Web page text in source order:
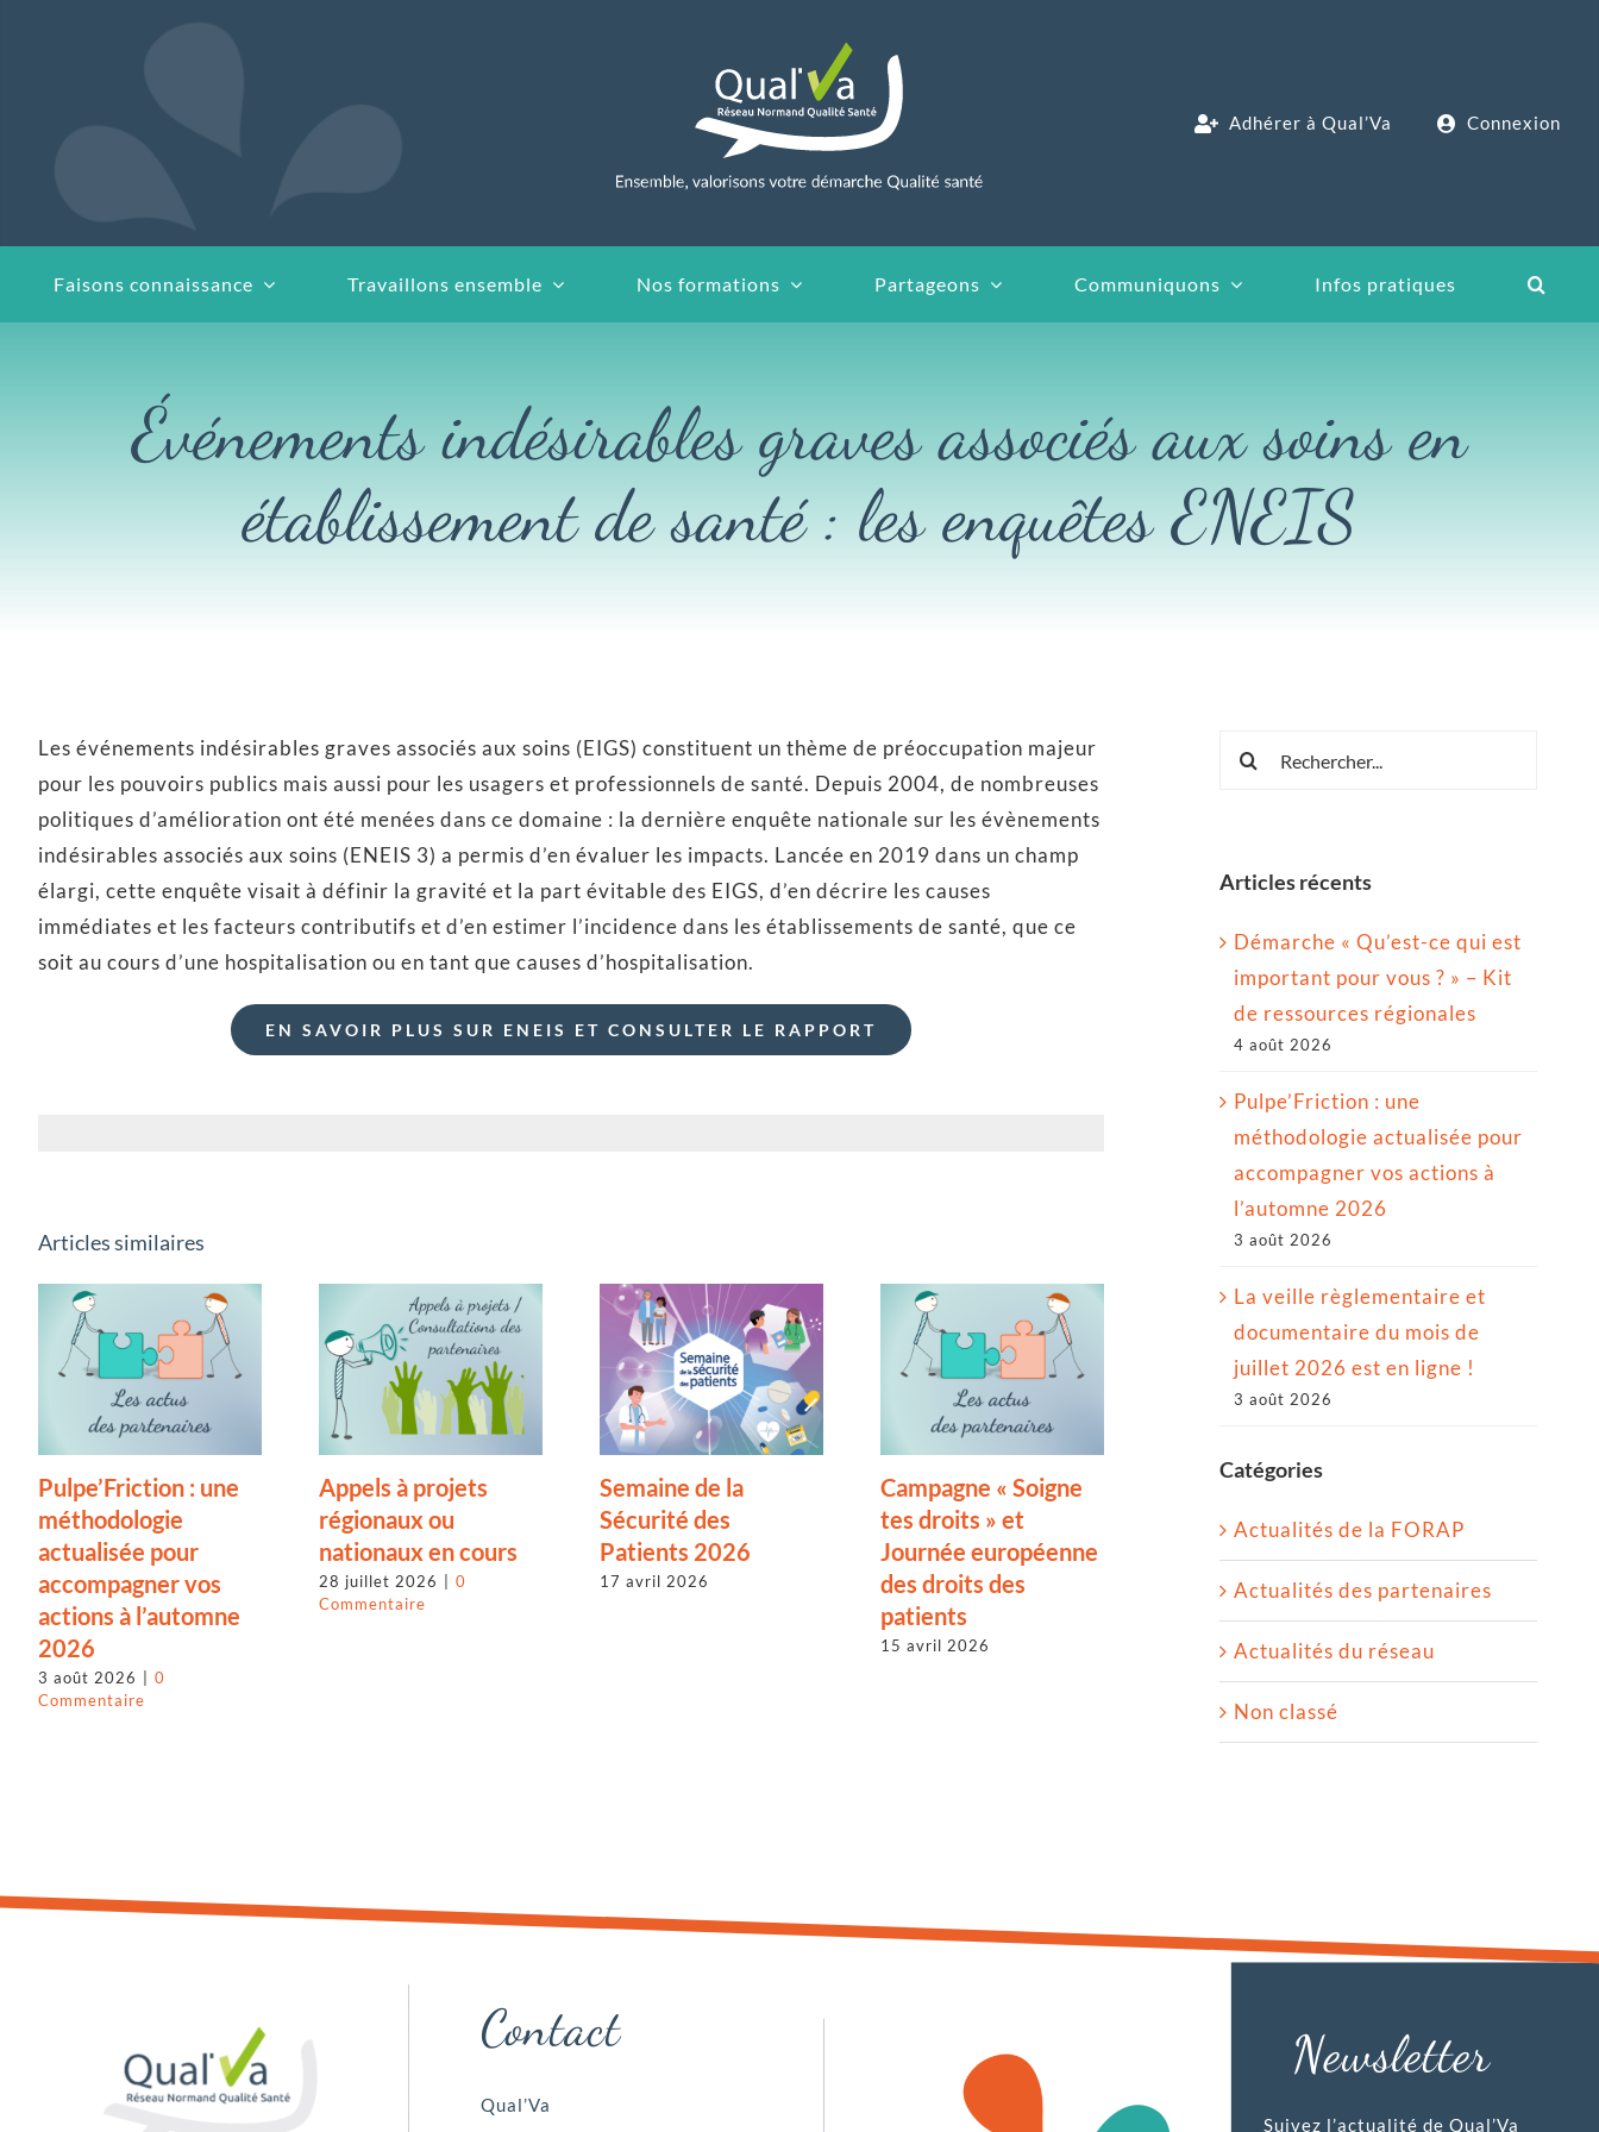
Adhérer à Qual’Va Connexion
Faisons connaissance Travaillons ensemble Nos formations Partageons Communiquons Infos pratiques
Événements indésirables graves associés aux soins en
établissement de santé : les enquêtes ENEIS
Les événements indésirables graves associés aux soins (EIGS) constituent un thème de préoccupation majeur
pour les pouvoirs publics mais aussi pour les usagers et professionnels de santé. Depuis 2004, de nombreuses
politiques d’amélioration ont été menées dans ce domaine : la dernière enquête nationale sur les évènements
indésirables associés aux soins (ENEIS 3) a permis d’en évaluer les impacts. Lancée en 2019 dans un champ
élargi, cette enquête visait à définir la gravité et la part évitable des EIGS, d’en décrire les causes
immédiates et les facteurs contributifs et d’en estimer l’incidence dans les établissements de santé, que ce
soit au cours d’une hospitalisation ou en tant que causes d’hospitalisation.
EN SAVOIR PLUS SUR ENEIS ET CONSULTER LE RAPPORT
Articles similaires
Pulpe’Friction : une
méthodologie
actualisée pour
accompagner vos
actions à l’automne
2026
3 août 2026
0
Commentaire
Appels à projets
régionaux ou
nationaux en cours
28 juillet 2026
0
Commentaire
Semaine de la
Sécurité des
Patients 2026
17 avril 2026
Campagne « Soigne
tes droits » et
Journée européenne
des droits des
patients
15 avril 2026
Pulpe’Friction : une
méthodologie
accompagner vos
actions à l’automne
3 août 2026 | 0
Commentaire
régionaux ou
28 juillet 2026
Commentaire
Rechercher:
Articles récents
Démarche « Qu’est-ce qui est
important pour vous ? » – Kit
de ressources régionales
4 août 2026
Pulpe’Friction : une
méthodologie actualisée pour
accompagner vos actions à
l’automne 2026
3 août 2026
La veille règlementaire et
documentaire du mois de
juillet 2026 est en ligne !
3 août 2026
Catégories
Actualités de la FORAP
Actualités des partenaires
Actualités du réseau
Non classé
Contact
Qual’Va
Newsletter
Suivez l’actualité de Qual’Va